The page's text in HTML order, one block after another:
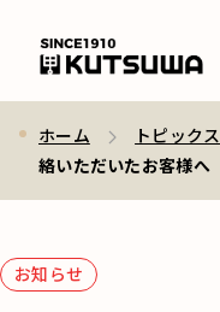
ホーム トピックス
絡いただいたお客様へ
お知らせ